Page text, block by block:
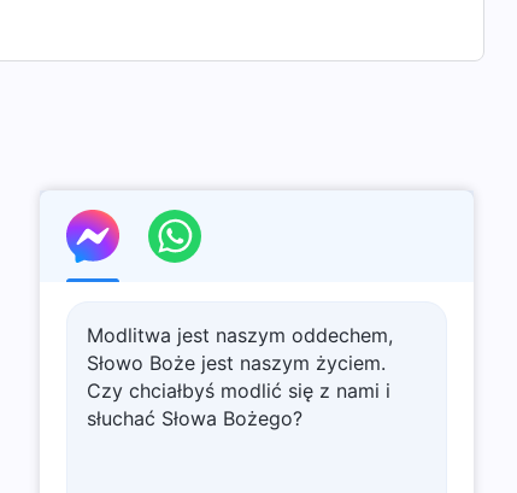
Modlitwa jest naszym oddechem,
Słowo Boże jest naszym życiem.
Czy chciałbyś modlić się z nami i
słuchać Słowa Bożego?